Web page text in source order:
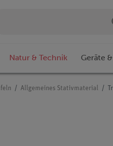
Natur & Technik Geräte
Allgemeines Stativmaterial